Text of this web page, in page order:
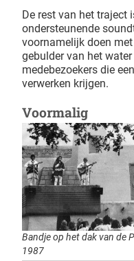
De rest van het traject
ondersteunende
voornamelijk doen
gebulder van het
medebezoekers die
verwerken krijgen.
Voormalig
Bandje op het dak van de
1987